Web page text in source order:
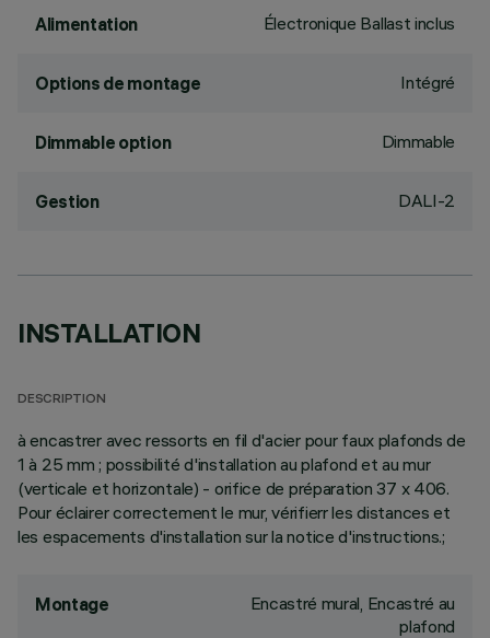
Alimentation Électronique Ballast inclus
Options de montage Intégré
Dimmable option Dimmable
Gestion DALI-2
INSTALLATION
DESCRIPTION
à encastrer avec ressorts en fil d'acier pour faux plafonds de
1 à 25 mm ; possibilité d'installation au plafond et au mur
(verticale et horizontale) - orifice de préparation 37 x 406.
Pour éclairer correctement le mur, vérifierr les distances et
les espacements d'installation sur la notice d'instructions.;
Montage
Encastré mural, Encastré au
plafond